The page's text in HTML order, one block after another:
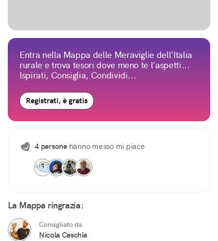
Entra nella Mappa delle Meraviglie dell'Italia
rurale e trova tesori dove meno te l'aspetti...
Ispirati, Consiglia, Condividi...
Registrati, è gratis
4 personehanno messo mi piace
La Mappa ringrazia:
Consigliato da
Nicola Ceschia